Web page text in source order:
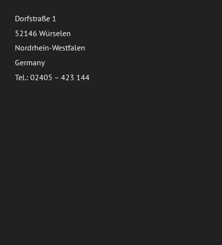
Dorfstraße 1
52146 Würselen
Nordrhein-Westfalen
Germany
Tel.: 02405 – 423 144